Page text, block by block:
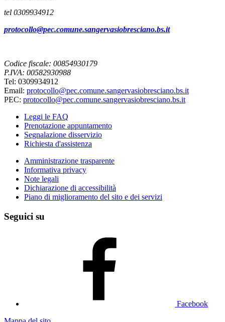
tel 0309934912
protocollo@pec.comune.sangervasiobresciano.bs.it
Codice fiscale: 00854930179
P.IVA: 00582930988
Tel: 0309934912
Email: protocollo@pec.comune.sangervasiobresciano.bs.it
PEC: protocollo@pec.comune.sangervasiobresciano.bs.it
Leggi le FAQ
Prenotazione appuntamento
Segnalazione disservizio
Richiesta d'assistenza
Amministrazione trasparente
Informativa privacy
Note legali
Dichiarazione di accessibilità
Piano di miglioramento del sito e dei servizi
Seguici su
Facebook